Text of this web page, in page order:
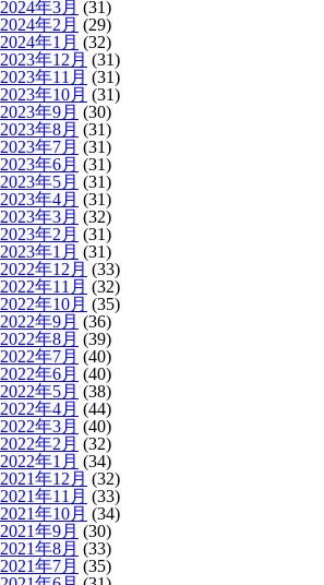
2024年3月 (31)
2024年2月 (29)
2024年1月 (32)
2023年12月 (31)
2023年11月 (31)
2023年10月 (31)
2023年9月 (30)
2023年8月 (31)
2023年7月 (31)
2023年6月 (31)
2023年5月 (31)
2023年4月 (31)
2023年3月 (32)
2023年2月 (31)
2023年1月 (31)
2022年12月 (33)
2022年11月 (32)
2022年10月 (35)
2022年9月 (36)
2022年8月 (39)
2022年7月 (40)
2022年6月 (40)
2022年5月 (38)
2022年4月 (44)
2022年3月 (40)
2022年2月 (32)
2022年1月 (34)
2021年12月 (32)
2021年11月 (33)
2021年10月 (34)
2021年9月 (30)
2021年8月 (33)
2021年7月 (35)